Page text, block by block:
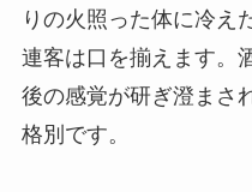
りの火照った体に冷え
連客は口を揃えます。
後の感覚が研ぎ澄まさ
格別です。